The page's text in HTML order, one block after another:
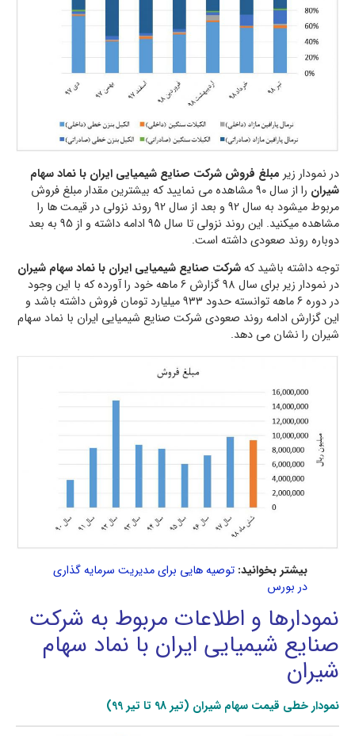
در نمودار زیر مبلغ فروش شرکت صنايع شيميایی ايران با نماد سهام
شیران
را از سال 90 مشاهده می نمایید که بیشترین مقدار مبلغ فروش
مربوط میشود به سال 92 و بعد از سال 92 روند نزولی در قیمت ها را
مشاهده میکنید. این روند نزولی تا سال 95 ادامه داشته و از 95 به بعد
دوباره روند صعودی داشته است.
توجه داشته باشید کهشرکت صنايع شيميایی ايران با نماد سهام شیران
در نمودار زیر برای سال 98 گزارش 6 ماهه خود را آورده که با این وجود
در دوره 6 ماهه توانسته حدود ۹۳۳ میلیارد تومان فروش داشته باشد و
این گزارش ادامه روند صعودی شرکت صنايع شيميایی ايران با نماد سهام
شیران را نشان می دهد.
بیشتر بخوانید: توصیه هایی برای مدیریت سرمایه گذاری
در بورس
نمودارها و اطلاعات مربوط به شرکت
صنايع شيميایی ايران با نماد سهام
شیران
نمودار خطی قیمت سهام شیران (تیر 98 تا تیر 99)